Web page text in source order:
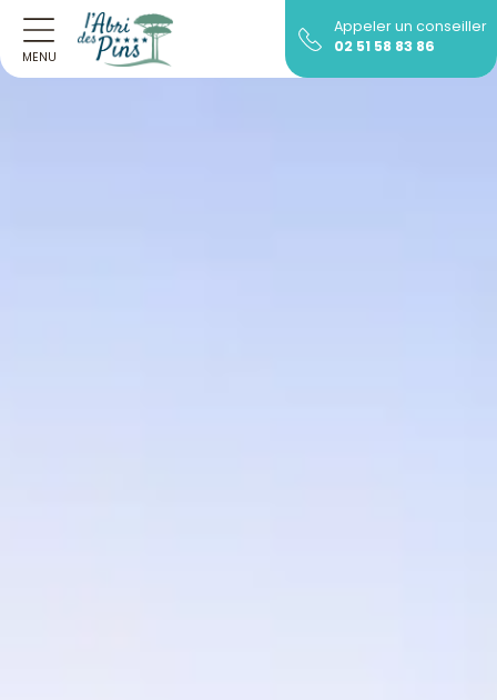
MENU
Appeler un conseiller
02 51 58 83 86